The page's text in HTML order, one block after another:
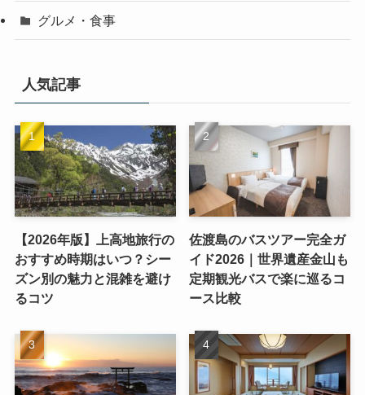
グルメ・食事
人気記事
【2026年版】上高地旅行の
おすすめ時期はいつ？シー
ズン別の魅力と混雑を避け
るコツ
佐渡島のバスツアー完全ガ
イド2026｜世界遺産金山も
定期観光バスで楽に巡るコ
ース比較